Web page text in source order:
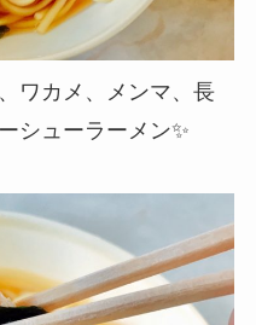
ワカメ、メンマ、長
シューラーメン✨